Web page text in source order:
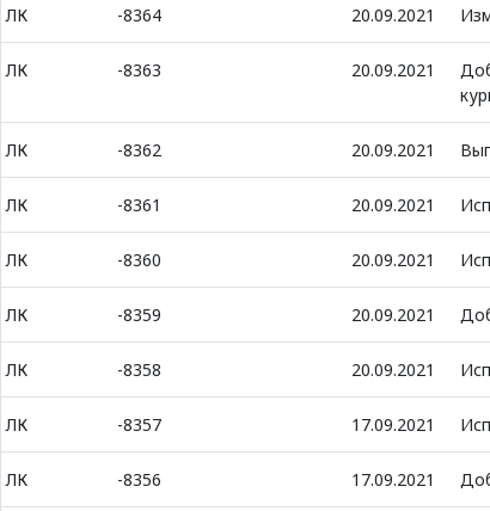
ЛК -8364 20.09.2021
ЛК -8363 20.09.2021
ЛК -8362 20.09.2021
ЛК -8361 20.09.2021
ЛК -8360 20.09.2021
ЛК -8359 20.09.2021
ЛК -8358 20.09.2021
ЛК -8357 17.09.2021
ЛК -8356 17.09.2021